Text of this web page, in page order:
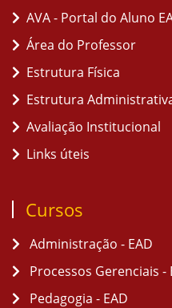
AVA - Portal do Aluno
Área do Professor
Estrutura Física
Estrutura
Avaliação Institucional
Links úteis
Cursos
Administração - EAD
Processos Gerenciais -
Pedagogia - EAD